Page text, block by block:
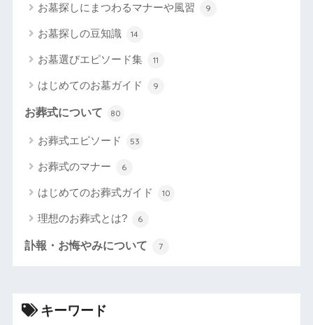
お墓探しにまつわるマナーや風習 9
お墓探しの豆知識 14
お墓選びエピソード集 11
はじめてのお墓ガイド 9
お葬式について 80
お葬式エピソード 53
お葬式のマナー 6
はじめてのお葬式ガイド 10
理想のお葬式とは? 6
訃報・お悔やみについて 7
キーワード